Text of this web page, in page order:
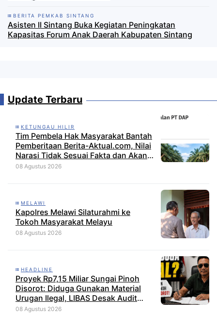
BERITA PEMKAB SINTANG
Asisten II Sintang Buka Kegiatan Peningkatan
Kapasitas Forum Anak Daerah Kabupaten Sintang
Update Terbaru
KETUNGAU HILIR
Tim Pembela Hak Masyarakat Bantah
Pemberitaan Berita-Aktual.com, Nilai
Narasi Tidak Sesuai Fakta dan Akan
Tempuh Jalur Dewan Pers
08 Agustus 2026
MELAWI
Kapolres Melawi Silaturahmi ke
Tokoh Masyarakat Melayu
08 Agustus 2026
HEADLINE
Proyek Rp7,15 Miliar Sungai Pinoh
Disorot: Diduga Gunakan Material
Urugan Ilegal, LIBAS Desak Audit
Menyeluruh
08 Agustus 2026